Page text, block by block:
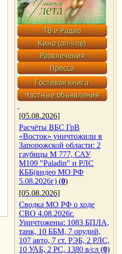
[05.08.2026]
Расчёты ВБС ГрВ
«Восток» уничтожили в
Запорожской области: 2
гаубицы M 777, САУ
M109 "Paladin" и РЛС
КББ(видео МО РФ
5.08.2026г) (0)
[05.08.2026]
Сводка МО РФ о ходе
СВО 4.08.2026г.
Уничтожены: 1083 БПЛА,
танк, 10 ББМ, 7 орудий,
107 авто, 7 ст. РЭБ, 2 РЛС,
10 УАБ, 2 РС, 1380 в/сл (0)